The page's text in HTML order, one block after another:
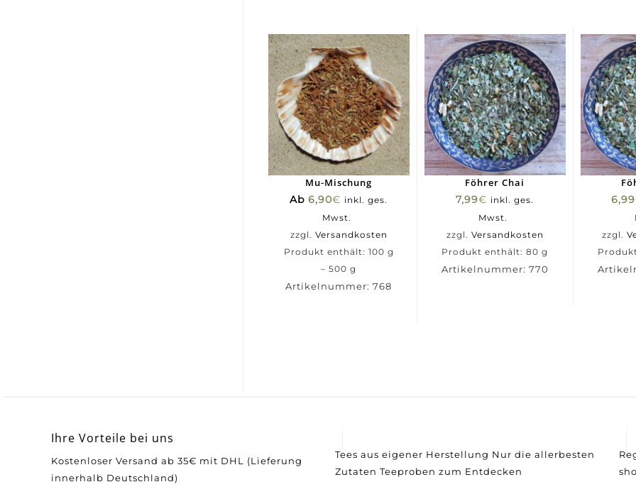
Mu-Mischung
Ab6,90€ inkl. ges.
Mwst.
zzgl. Versandkosten
Produkt enthält: 100 g
– 500g
Artikelnummer:768
Föhrer Chai
7,99€ inkl. ges.
Mwst.
zzgl. Versandkosten
Produkt enthält: 80g
Artikelnummer: 770
6,99
zzgl.
Ihre Vorteile bei uns
Kostenloser Versand ab 35€ mit DHL (Lieferung
innerhalb Deutschland)
Tees aus eigener Herstellung Nur die allerbesten
Zutaten Teeproben zum Entdecken